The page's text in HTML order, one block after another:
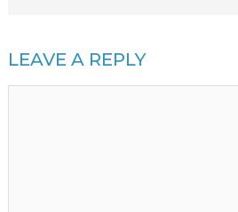
LEAVE A REPLY